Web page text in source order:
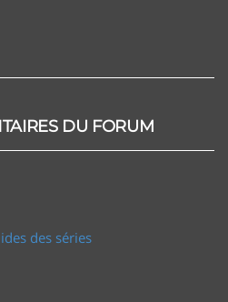
DU FORUM
des séries